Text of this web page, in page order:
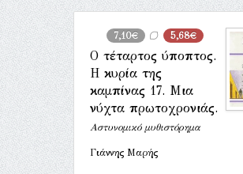
7,10€ 5,68€
Ο τέταρτος ύποπτος.
Η κυρία της
καμπίνας 17. Μια
νύχτα πρωτοχρονιάς.
Αστυνομικό μυθιστόρημα
Γιάννης Μαρής